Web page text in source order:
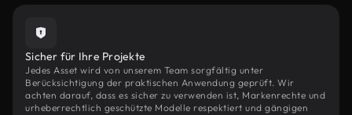
Sicher für Ihre Projekte
Jedes Asset wird von unserem Team sorgfältig unter
Berücksichtigung der praktischen Anwendung geprüft. Wir
achten darauf, dass es sicher zu verwenden ist, Markenrechte und
urheberrechtlich geschützte Modelle respektiert und gängigen